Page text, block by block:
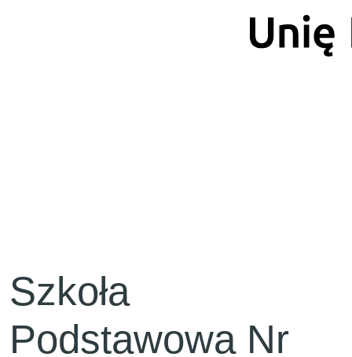
Szkoła
Podstawowa Nr